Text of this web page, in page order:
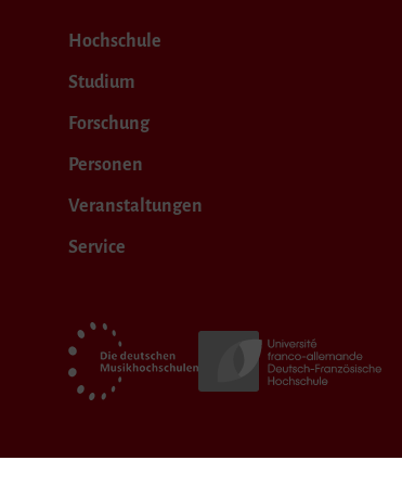
Hochschule
Studium
Forschung
Personen
Veranstaltungen
Service